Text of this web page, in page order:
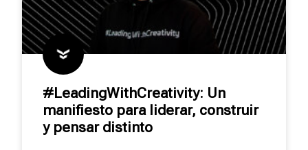
#LeadingWithCreativity: Un
manifiesto para liderar, construir
y pensar distinto